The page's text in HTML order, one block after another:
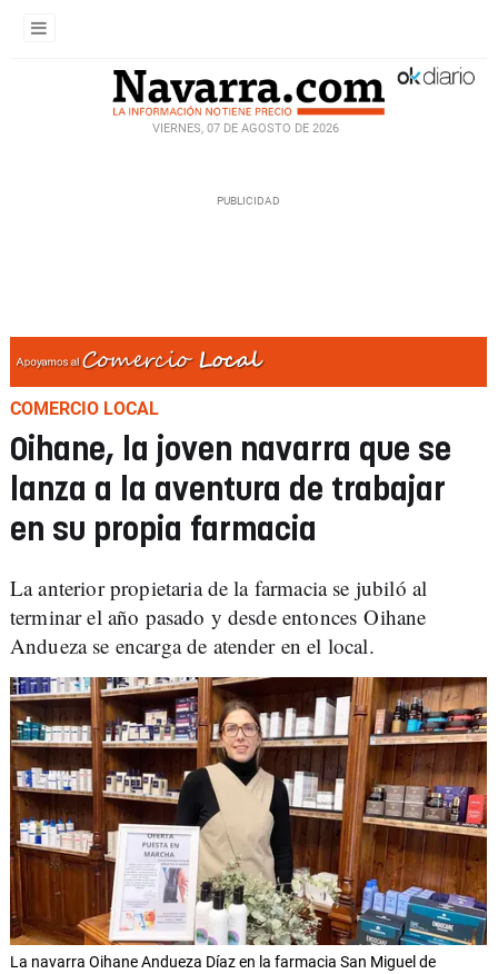
VIERNES, 07 DE AGOSTO DE 2026
COMERCIO LOCAL
Oihane, la joven navarra que se
lanza a la aventura de trabajar
en su propia farmacia
La anterior propietaria de la farmacia se jubiló al
terminar el año pasado y desde entonces Oihane
Andueza se encarga de atender en el local.
La navarra Oihane Andueza Díaz en la farmacia San Miguel de